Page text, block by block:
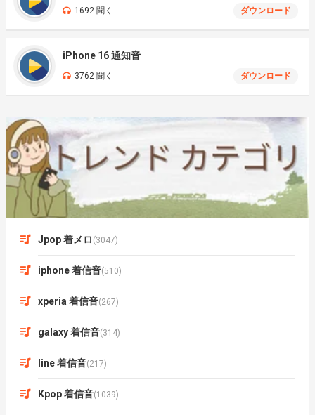
1692 聞く ダウンロード
iPhone 16 通知音
3762 聞く ダウンロード
Jpop 着メロ (3047)
iphone 着信音(510)
xperia 着信音(267)
galaxy 着信音(314)
line 着信音(217)
Kpop 着信音(1039)